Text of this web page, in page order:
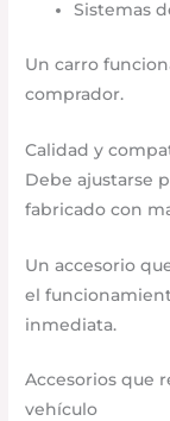
Sistemas
Un carro
comprador.
Calidad y
Debe ajustarse
fabricado con
Un accesorio
el
inmediata.
Accesorios que
vehículo